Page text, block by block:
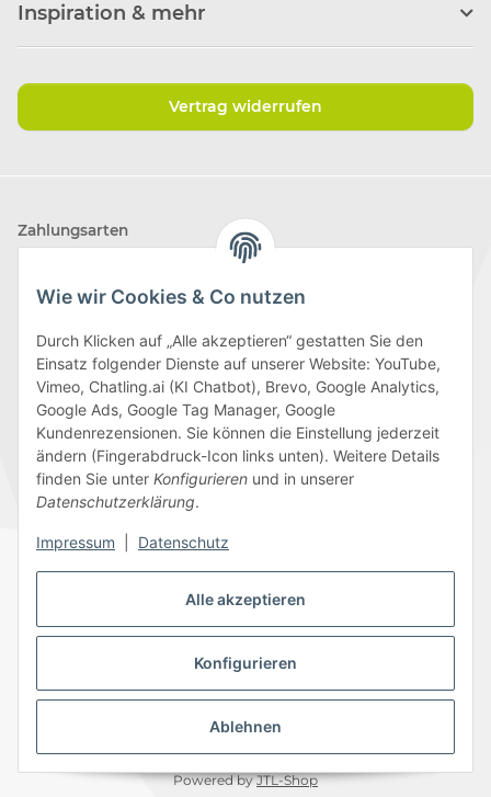
Alle akzeptieren
Konfigurieren
Ablehnen
Wie wir Cookies & Co nutzen
Durch Klicken auf „Alle akzeptieren“ gestatten Sie den
Einsatz folgender Dienste auf unserer Website: YouTube,
Vimeo, Chatling.ai (KI Chatbot), Brevo, Google Analytics,
Google Ads, Google Tag Manager, Google
Kundenrezensionen. Sie können die Einstellung jederzeit
ändern (Fingerabdruck-Icon links unten). Weitere Details
finden Sie unter Konfigurieren und in unserer
Datenschutzerklärung.
Impressum Datenschutz
Inspiration & mehr
Vertrag widerrufen
Zahlungsarten
Wir versenden mit
Folge uns
DatenschutzAGBSitemapImpressum
BatteriegesetzhinweiseWiderrufsrecht
Powered byJTL-Shop